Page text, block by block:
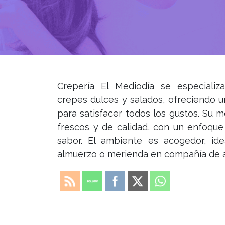
Crepería El Mediodía se
crepes dulces y salados, ofreciendo
para satisfacer todos los gustos. Su
frescos y de calidad, con un
sabor. El ambiente es acogedor,
almuerzo o merienda en compañía de